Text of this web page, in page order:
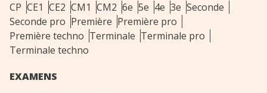
CP CE1 CE2 CM1 CM2 6e 5e 4e 3e Seconde
Seconde pro Première Première pro
Première techno Terminale Terminale pro
Terminale techno
EXAMENS